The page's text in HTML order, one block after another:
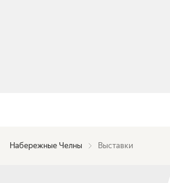
Набережные Челны Выставки